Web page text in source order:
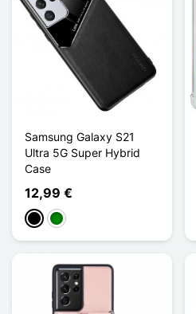
Samsung Galaxy S21
Ultra 5G Super Hybrid
Case
12,99 €
PretoVerde